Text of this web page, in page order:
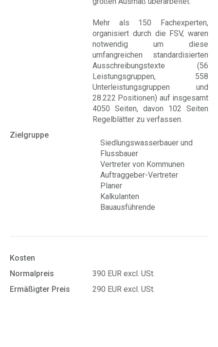
Mehr als 150 Fachexperten,
organisiert durch die FSV, waren
notwendig um diese
umfangreichen standardisierten
Ausschreibungstexte (56
Leistungsgruppen, 558
Unterleistungsgruppen und
28.222 Positionen) auf insgesamt
4050 Seiten, davon 102 Seiten
Regelblätter zu verfassen.
Zielgruppe
Siedlungswasserbauer und
Flussbauer
Vertreter von Kommunen
Auftraggeber-Vertreter
Planer
Kalkulanten
Bauausführende
Kosten
Normalpreis
390 EUR excl. USt.
Ermäßigter Preis
290 EUR excl. USt.